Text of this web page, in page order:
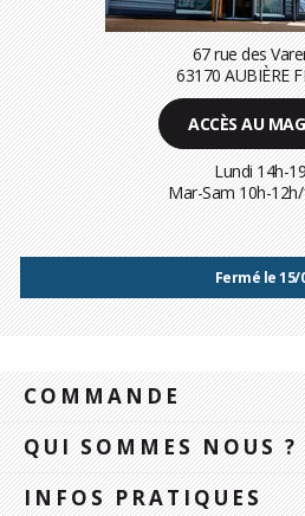
67 rue des
63170 AUBIÈRE
ACCÈS AU
Lundi 14h-
Mar-Sam 10h-
Fermé le 15/
COMMANDE
QUI SOMMES NOUS ?
INFOS PRATIQUES